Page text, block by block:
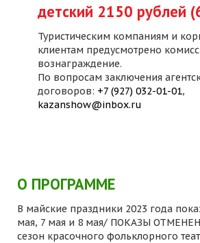
детский 2150 рублей
Туристическим компаниям и
клиентам предусмотрено
вознаграждение.
По вопросам заключения
договоров: +7 (927) 032-01-01,
kazanshow@inbox.ru
О ПРОГРАММЕ
В майские праздники 2023 года
мая, 7 мая и 8 мая/ ПОКАЗЫ
сезон красочного фольклорного